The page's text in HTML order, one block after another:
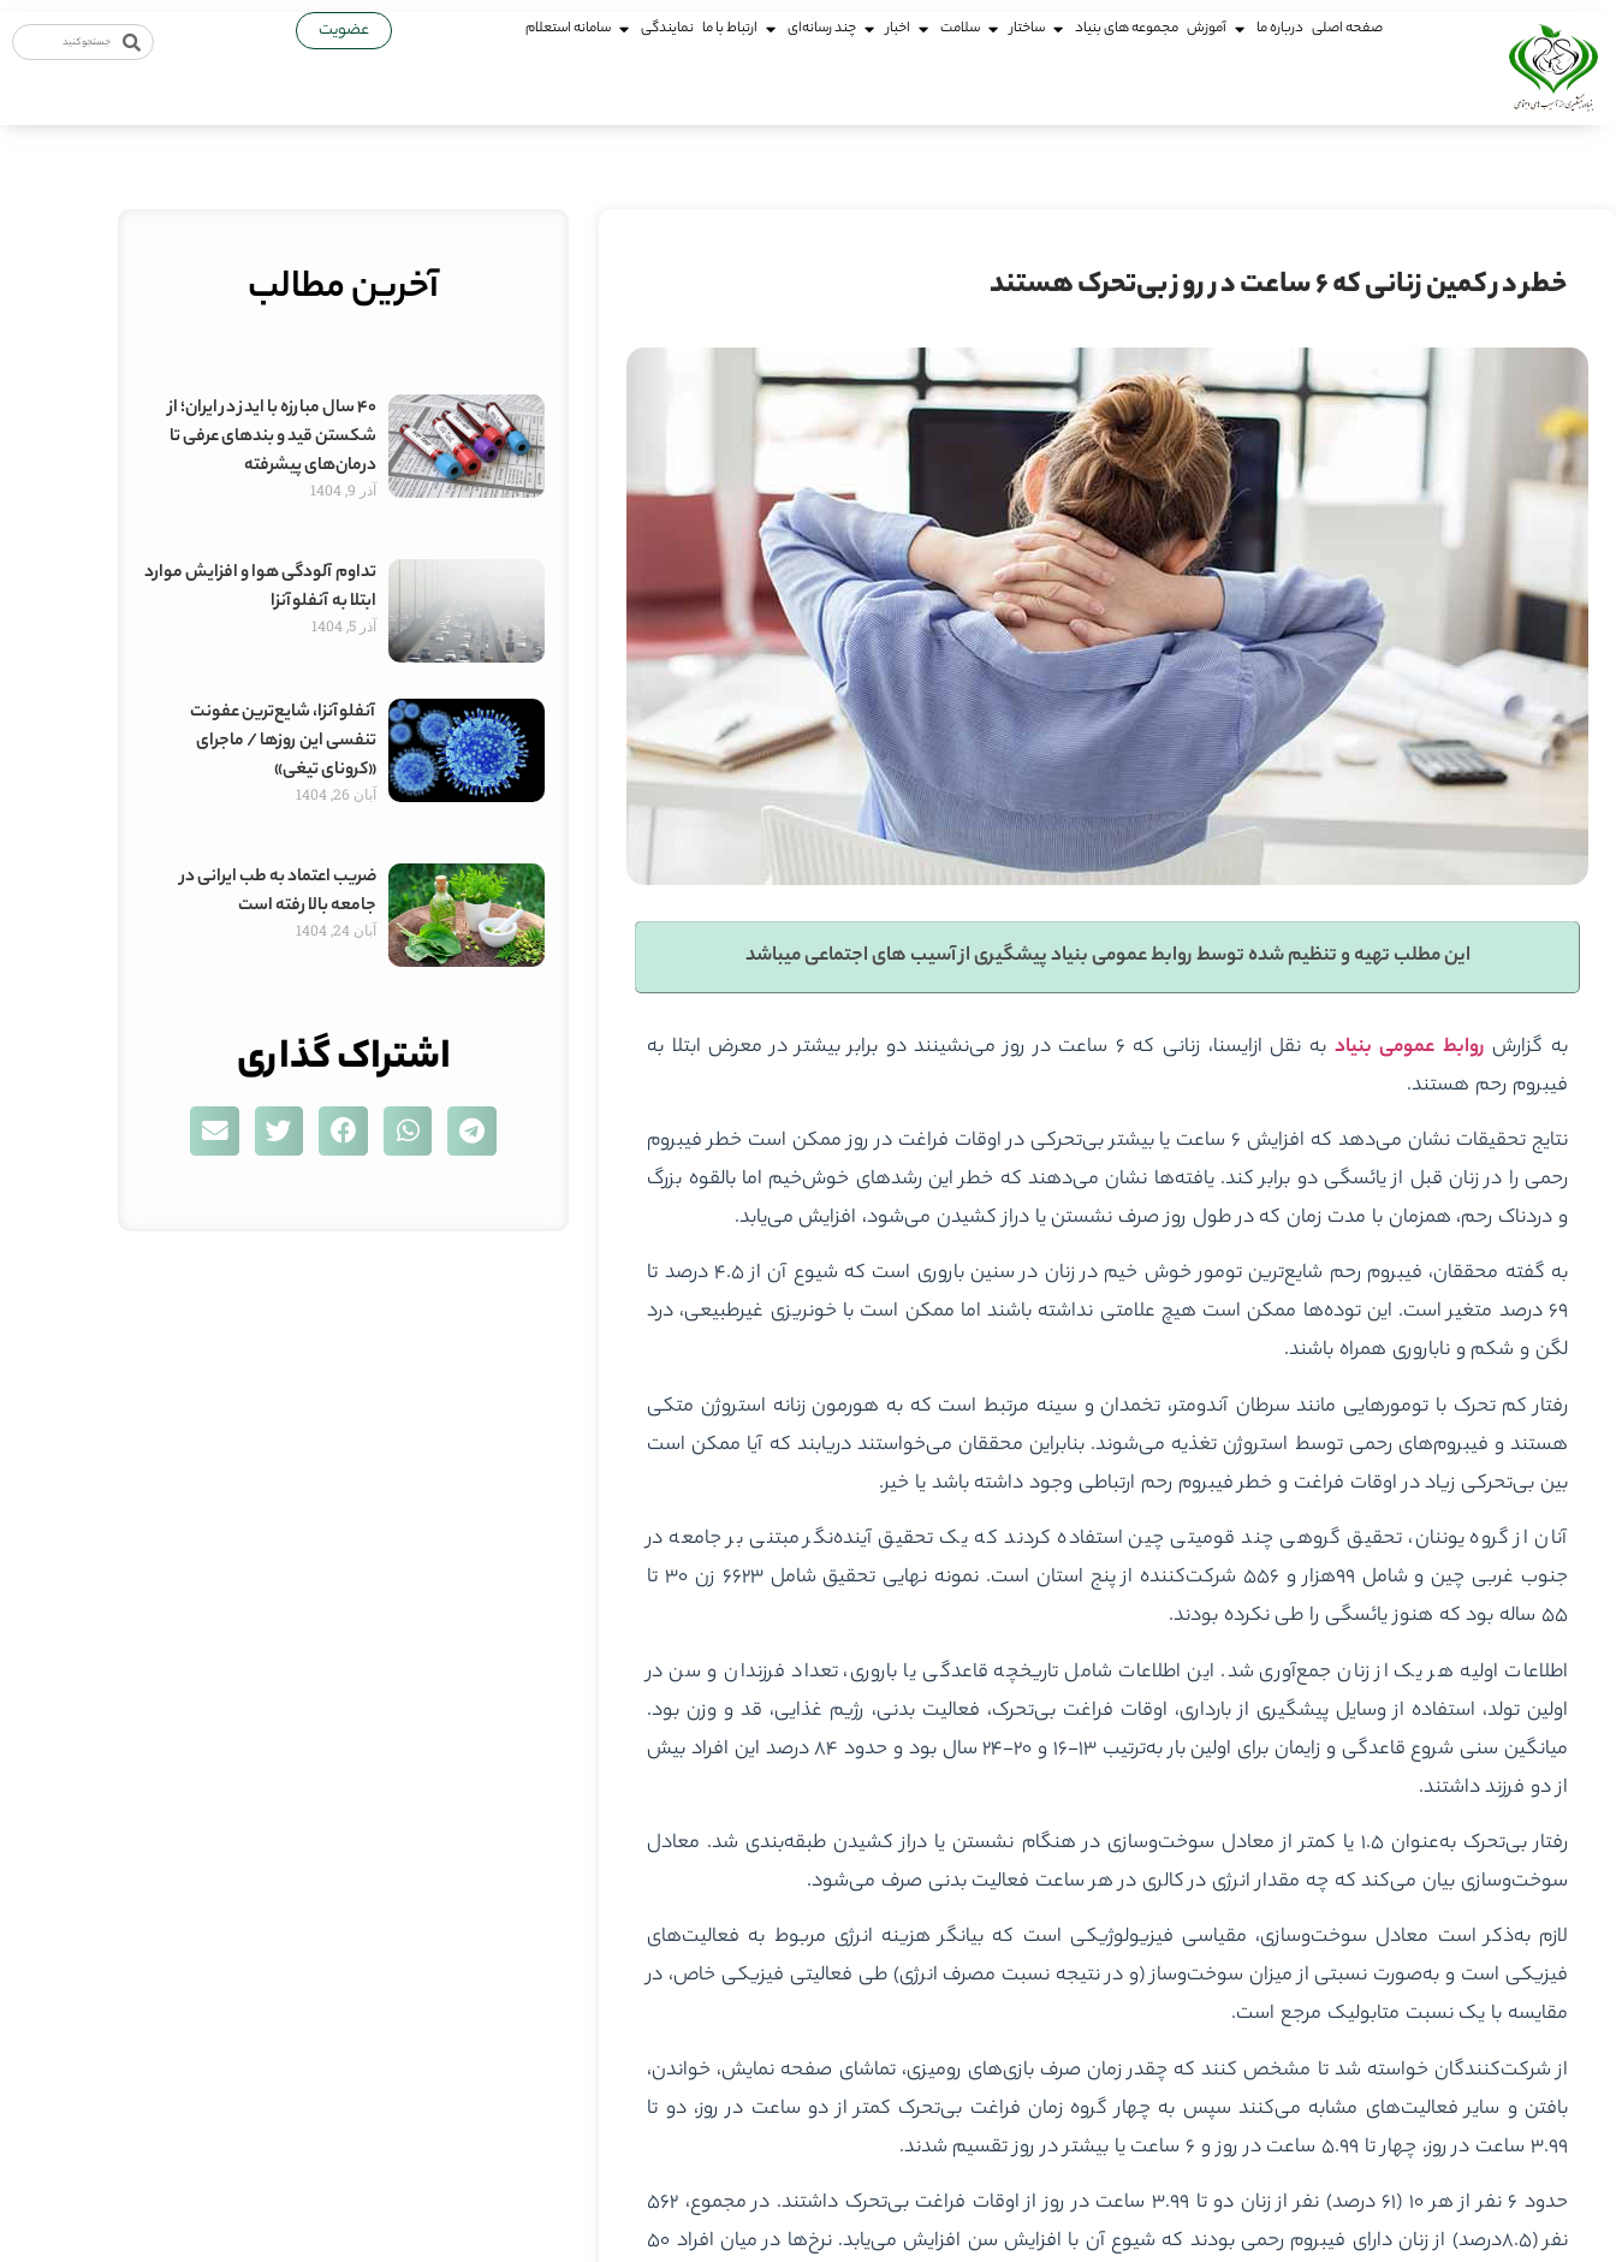
صفحه اصلی درباره ما آموزش مجموعه های بنیاد ساختار سلامت اخبار چند رسانه‌ای ارتباط با ما نمایندگی سامانه استعلام عضویت
خطر در کمین زنانی که ۶ ساعت در روز بی‌تحرک هستند
این مطلب تهیه و تنظیم شده توسط روابط عمومی بنیاد پیشگیری از آسیب های اجتماعی میباشد
به گزارش روابط عمومی بنیاد
به نقل ازایسنا، زنانی که ۶ ساعت در روز می‌نشینند دو برابر بیشتر در معرض ابتلا به
فیبروم رحم هستند.
نتایج تحقیقات نشان می‌دهد که افزایش ۶ ساعت یا بیشتر بی‌تحرکی در اوقات فراغت در روز ممکن است خطر فیبروم
رحمی را در زنان قبل از یائسگی دو برابر کند. یافته‌ها نشان می‌دهند که خطر این رشدهای خوش‌خیم اما بالقوه بزرگ
و دردناک رحم، همزمان با مدت زمان که در طول روز صرف نشستن یا دراز کشیدن می‌شود، افزایش می‌یابد.
به گفته محققان، فیبروم رحم شایع‌ترین تومور خوش خیم در زنان در سنین باروری است که شیوع آن از ۴.۵ درصد تا
۶۹ درصد متغیر است. این توده‌ها ممکن است هیچ علامتی نداشته باشند اما ممکن است با خونریزی غیرطبیعی، درد
لگن و شکم و ناباروری همراه باشند.
رفتار کم تحرک با تومورهایی مانند سرطان آندومتر، تخمدان و سینه مرتبط است که به هورمون زنانه استروژن متکی
هستند و فیبروم‌های رحمی توسط استروژن تغذیه می‌شوند. بنابراین محققان می‌خواستند دریابند که آیا ممکن است
بین بی‌تحرکی زیاد در اوقات فراغت و خطر فیبروم رحم ارتباطی وجود داشته باشد یا خیر.
آنان از گروه یوننان، تحقیق گروهی چند قومیتی چین استفاده کردند که یک تحقیق آینده‌نگر مبتنی بر جامعه در
جنوب غربی چین و شامل ۹۹هزار و ۵۵۶ شرکت‌کننده از پنج استان است. نمونه نهایی تحقیق شامل ۶۶۲۳ زن ۳۰ تا
۵۵ ساله بود که هنوز یائسگی را طی نکرده بودند.
اطلاعات اولیه هر یک از زنان جمع‌آوری شد. این اطلاعات شامل تاریخچه قاعدگی یا باروری، تعداد فرزندان و سن در
اولین تولد، استفاده از وسایل پیشگیری از بارداری، اوقات فراغت بی‌تحرک، فعالیت بدنی، رژیم غذایی، قد و وزن بود.
میانگین سنی شروع قاعدگی و زایمان برای اولین بار به‌ترتیب ۱۳-۱۶ و ۲۰-۲۴ سال بود و حدود ۸۴ درصد این افراد بیش
از دو فرزند داشتند.
رفتار بی‌تحرک به‌عنوان ۱.۵ یا کمتر از معادل سوخت‌وسازی در هنگام نشستن یا دراز کشیدن طبقه‌بندی شد. معادل
سوخت‌وسازی بیان می‌کند که چه مقدار انرژی در کالری در هر ساعت فعالیت بدنی صرف می‌شود.
لازم به‌ذکر است معادل سوخت‌وسازی، مقیاسی فیزیولوژیکی است که بیانگر هزینه انرژی مربوط به فعالیت‌های
فیزیکی است و به‌صورت نسبتی از میزان سوخت‌وساز (و در نتیجه نسبت مصرف انرژی) طی فعالیتی فیزیکی خاص، در
مقایسه با یک نسبت متابولیک مرجع است.
از شرکت‌کنندگان خواسته شد تا مشخص کنند که چقدر زمان صرف بازی‌های رومیزی، تماشای صفحه نمایش، خواندن،
بافتن و سایر فعالیت‌های مشابه می‌کنند سپس به چهار گروه زمان فراغت بی‌تحرک کمتر از دو ساعت در روز، دو تا
۳.۹۹ ساعت در روز، چهار تا ۵.۹۹ ساعت در روز و ۶ ساعت یا بیشتر در روز تقسیم شدند.
حدود ۶ نفر از هر ۱۰ (۶۱ درصد) نفر از زنان دو تا ۳.۹۹ ساعت در روز از اوقات فراغت بی‌تحرک داشتند. در مجموع، ۵۶۲
نفر (۸.۵درصد) از زنان دارای فیبروم رحمی بودند که شیوع آن با افزایش سن افزایش می‌یابد. نرخ‌ها در میان افراد ۵۰
آخرین مطالب
۴۰ سال مبارزه با ایدز در ایران؛ از
شکستن قید و بندهای عرفی تا
درمان‌های پیشرفته
آذر 9, 1404
تداوم آلودگی هوا و افزایش موارد
ابتلا به آنفلوآنزا
آذر 5, 1404
آنفلوآنزا، شایع‌ترین عفونت
تنفسی این روزها / ماجرای
«کرونای تیغی»
آبان 26, 1404
ضریب اعتماد به طب ایرانی در
جامعه بالا رفته است
آبان 24, 1404
اشتراک گذاری